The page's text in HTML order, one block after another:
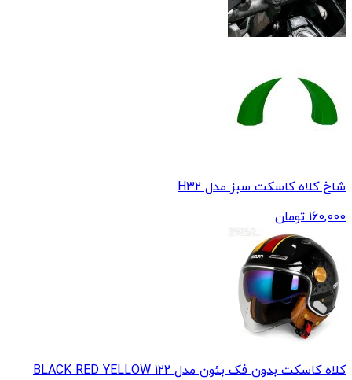
شاخ کلاه کاسکت سبز مدل H32
160,000 تومان
کلاه کاسکت بدون فک بئون مدل 122 BLACK RED YELLOW